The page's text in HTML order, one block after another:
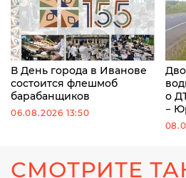
В День города в Иванове
состоится флешмоб
барабанщиков
06.08.2026 13:50
о
−
СМОТРИТЕ